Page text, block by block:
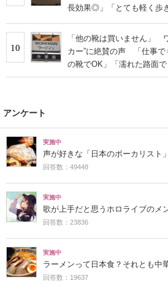
長効果◎」「とても軽く歩
10
「他の靴は買いません」
カー”に絶賛の声 「仕事で
の靴でOK」「濡れた路面で
アンケート
実施中
声が好きな「日本のボーカリスト
回答数：49448
実施中
歌が上手だと思うホロライブのメ
回答数：23836
実施中
ラーメンって日本食？それとも中
回答数：19637